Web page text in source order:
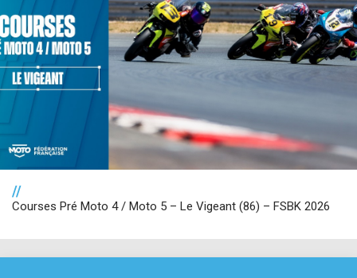
//
Courses Pré Moto 4 / Moto 5 – Le Vigeant (86) – FSBK 2026